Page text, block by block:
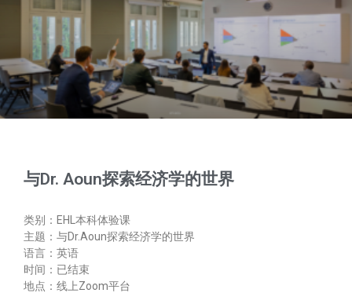
与Dr. Aoun探索经济学的世界
类别：EHL本科体验课
主题：与Dr.Aoun探索经济学的世界
语言：英语
时间：已结束
地点：线上Zoom平台